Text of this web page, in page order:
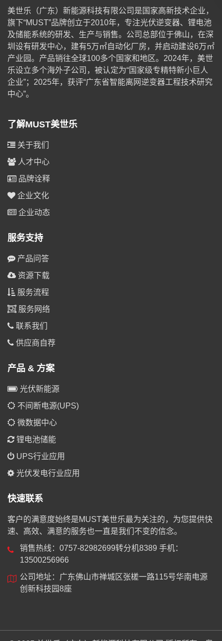
美世乐（广东）新能源科技有限公司是国家高新技术企业，
旗下“MUST”品牌创立于2010年，专注光伏逆变器、锂电池
及储能系统的研发、生产与销售。公司总部位于佛山，在深
圳设有研发中心，建有5万㎡自动化厂房，并启动建设6万㎡
产业园。产品销往全球100多个国家和地区。2024年，美世
乐设立多个海外子公司，被认定为“国家级专精特新小巨人
企业”；2025年，获评“广东省智能离网逆变器工程技术研究
中心”。
了解MUST美世乐
关于我们
人才中心
品牌诠释
企业文化
企业动态
服务支持
产品问答
资源下载
服务流程
服务网络
联系我们
供应商自荐
产品 & 方案
光伏新能源
不间断电源(UPS)
微数据中心
锂电池储能
UPS行业应用
光伏发电行业应用
快速联系
客户的满意度始终是MUST美世乐最为关注的，为您提供快
速、高效、满意的服务也一直是我们不变的信念。
销售热线：0757-82982699转分机8389 手机：
13500256966
公司地址：广东佛山市禅城区张槎一路115号华南电源
创新科技园8座